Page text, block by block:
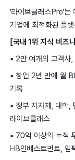
'라이브클래스Pro'는
기업에 최적화된 플
[국내 1위 지식 비즈
• 2만 여개의 고객사
• 창업 2년 만에 월
기록
• 정부 지자체, 대학,
라이브클래스
• 70억 이상의 누적
HB인베스트먼트, 임